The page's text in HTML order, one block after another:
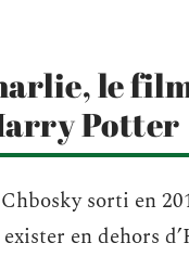
le
Potter
sorti en
en dehors